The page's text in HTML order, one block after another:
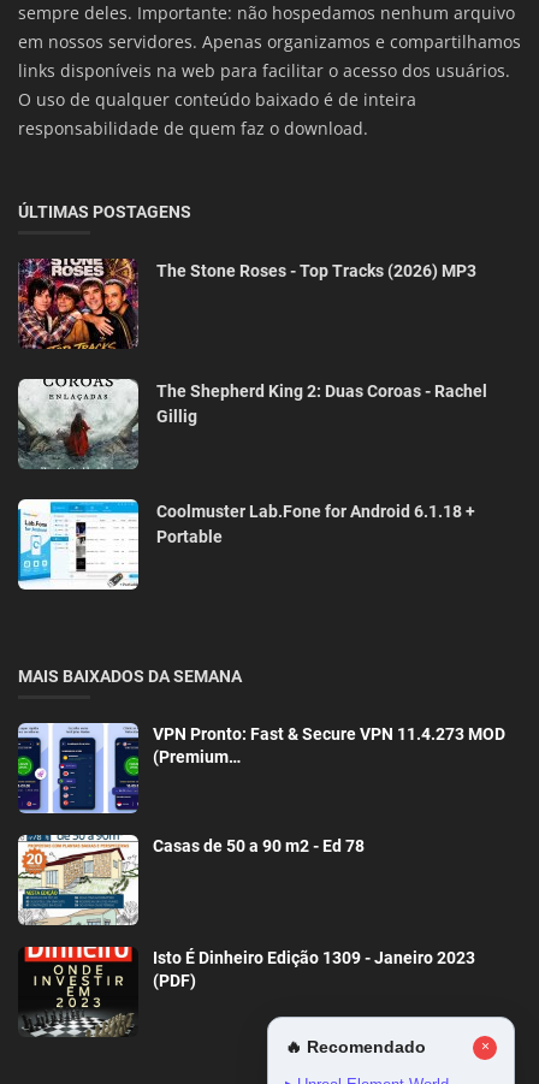
sempre deles. Importante: não hospedamos nenhum arquivo
em nossos servidores. Apenas organizamos e compartilhamos
links disponíveis na web para facilitar o acesso dos usuários.
O uso de qualquer conteúdo baixado é de inteira
responsabilidade de quem faz o download.
ÚLTIMAS POSTAGENS
The Stone Roses - Top Tracks (2026) MP3
The Shepherd King 2: Duas Coroas - Rachel
Gillig
Coolmuster Lab.Fone for Android 6.1.18 +
Portable
MAIS BAIXADOS DA SEMANA
VPN Pronto: Fast & Secure VPN 11.4.273 MOD
(Premium…
Casas de 50 a 90 m2 - Ed 78
Isto É Dinheiro Edição 1309 - Janeiro 2023
(PDF)
🔥 Recomendado ×